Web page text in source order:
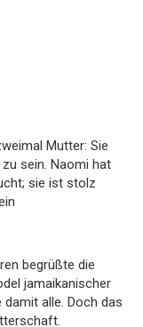
Mutter: Sie
sein. Naomi hat
sie ist stolz
begrüßte die
jamaikanischer
alle. Doch das